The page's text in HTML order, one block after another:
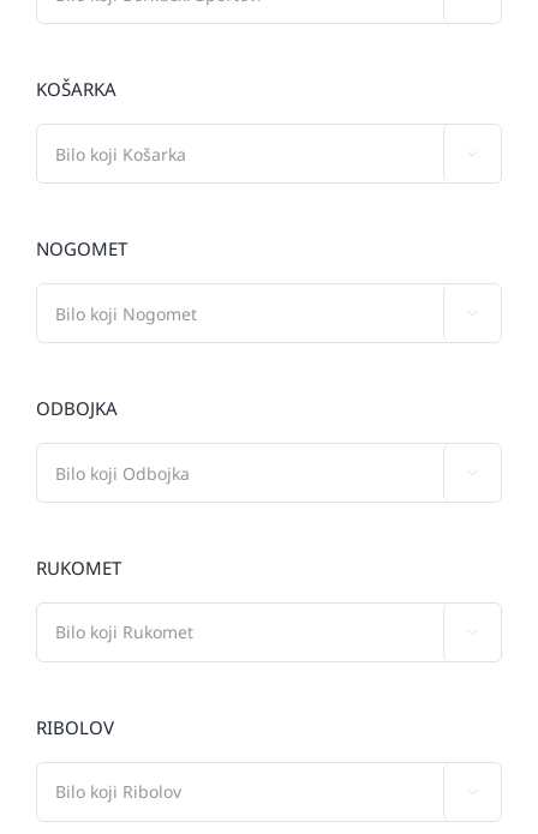
KOŠARKA
NOGOMET
ODBOJKA
RUKOMET
RIBOLOV